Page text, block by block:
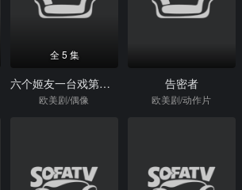
全 5 集
六个姬友一台戏第一季
欧美剧/偶像
告密者
欧美剧/动作片